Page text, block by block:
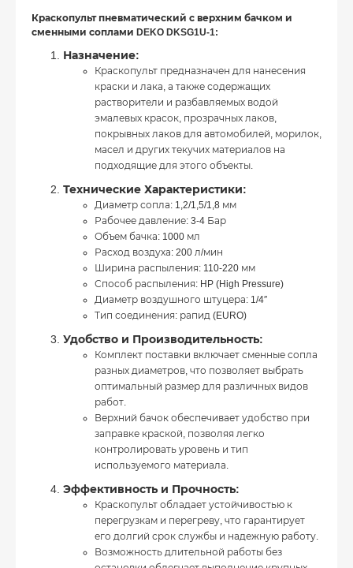
Краскопульт пневматический с верхним бачком и
сменными соплами DEKO DKSG1U-1:
Назначение:
Краскопульт предназначен для нанесения
краски и лака, а также содержащих
растворители и разбавляемых водой
эмалевых красок, прозрачных лаков,
покрывных лаков для автомобилей, морилок,
масел и других текучих материалов на
подходящие для этого объекты.
Технические Характеристики:
Диаметр сопла: 1,2/1,5/1,8 мм
Рабочее давление: 3-4 Бар
Объем бачка: 1000 мл
Расход воздуха: 200 л/мин
Ширина распыления: 110-220 мм
Способ распыления: HP (High Pressure)
Диаметр воздушного штуцера: 1/4″
Тип соединения: рапид (EURO)
Удобство и Производительность:
Комплект поставки включает сменные сопла
разных диаметров, что позволяет выбрать
оптимальный размер для различных видов
работ.
Верхний бачок обеспечивает удобство при
заправке краской, позволяя легко
контролировать уровень и тип
используемого материала.
Эффективность и Прочность:
Краскопульт обладает устойчивостью к
перегрузкам и перегреву, что гарантирует
его долгий срок службы и надежную работу.
Возможность длительной работы без